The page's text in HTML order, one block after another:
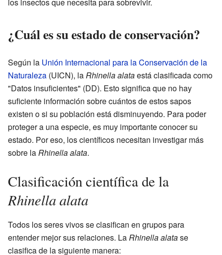
¿Cuál es su estado de conservación?
Según la Unión Internacional para la Conservación de la
Naturaleza (UICN), laRhinella alataestá clasificada como
"Datos insuficientes" (DD). Esto significa que no hay
suficiente información sobre cuántos de estos sapos
existen o si su población está disminuyendo. Para poder
proteger a una especie, es muy importante conocer su
estado. Por eso, los científicos necesitan investigar más
sobre laRhinella alata.
Clasificación científica de la
Rhinella alata
Todos los seres vivos se clasifican en grupos para
entender mejor sus relaciones. LaRhinella alatase
clasifica de la siguiente manera: